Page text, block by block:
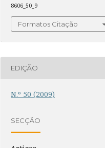
8606_50_9
Formatos Citação
EDIÇÃO
N.º 50 (2009)
SECÇÃO